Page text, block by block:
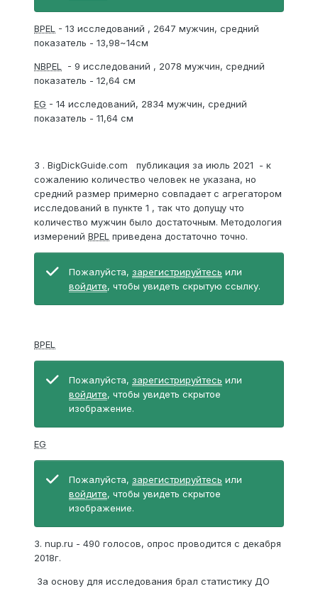
BPEL - 13 исследований , 2647 мужчин, средний
показатель - 13,98~14см
NBPEL - 9 исследований , 2078 мужчин, средний
показатель - 12,64 см
EG - 14 исследований, 2834 мужчин, средний
показатель - 11,64 см
3 . BigDickGuide.com публикация за июль 2021 - к
сожалению количество человек не указана, но
средний размер примерно совпадает с агрегатором
исследований в пункте 1 , так что допущу что
количество мужчин было достаточным. Методология
измерений BPEL приведена достаточно точно.
Пожалуйста, зарегистрируйтесь или
войдите, чтобы увидеть скрытую ссылку.
BPEL
Пожалуйста, зарегистрируйтесь или
войдите, чтобы увидеть скрытое
изображение.
EG
Пожалуйста, зарегистрируйтесь или
войдите, чтобы увидеть скрытое
изображение.
3. nup.ru - 490 голосов, опрос проводится с декабря
2018г.
За основу для исследования брал статистику ДО